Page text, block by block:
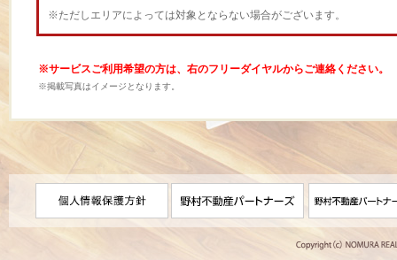
※ただしエリアによっては対象とならない場合がございます。
※サービスご利用希望の方は、右のフリーダイヤルからご連絡ください。
※掲載写真はイメージとなります。